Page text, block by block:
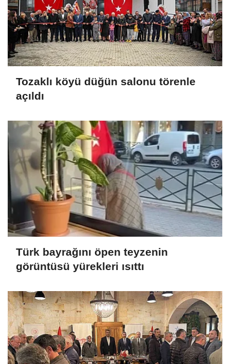
Tozaklı köyü düğün salonu törenle
açıldı
Türk bayrağını öpen teyzenin
görüntüsü yürekleri ısıttı